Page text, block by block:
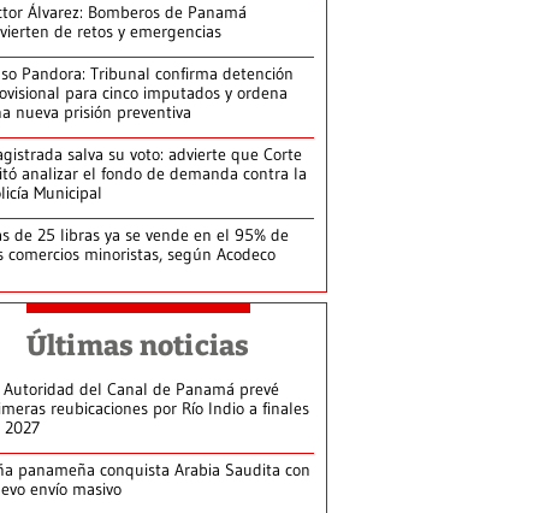
Álvarez: Bomberos de Panamá
de retos y emergencias
Pandora: Tribunal confirma detención
para cinco imputados y ordena
nueva prisión preventiva
salva su voto: advierte que Corte
analizar el fondo de demanda contra la
Municipal
de 25 libras ya se vende en el 95% de
comercios minoristas, según Acodeco
Últimas noticias
Autoridad del Canal de Panamá prevé
reubicaciones por Río Indio a finales
2027
panameña conquista Arabia Saudita con
envío masivo